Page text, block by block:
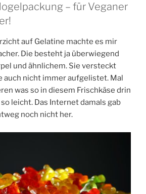
– für Veganer
auf Gelatine machte es mir
Die besteht ja überwiegend
und ähnlichem. Sie versteckt
auch nicht immer aufgelistet. Mal
was so in diesem Frischkäse drin
leicht. Das Internet damals gab
noch nicht her.